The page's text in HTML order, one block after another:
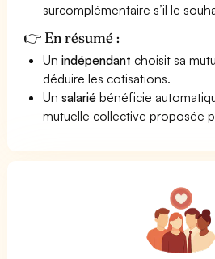
surcomplémentaire s’il le
👉 En résumé :
Unindépendant choisit sa
déduire les cotisations.
Unsalarié bénéficie
mutuelle collective proposée